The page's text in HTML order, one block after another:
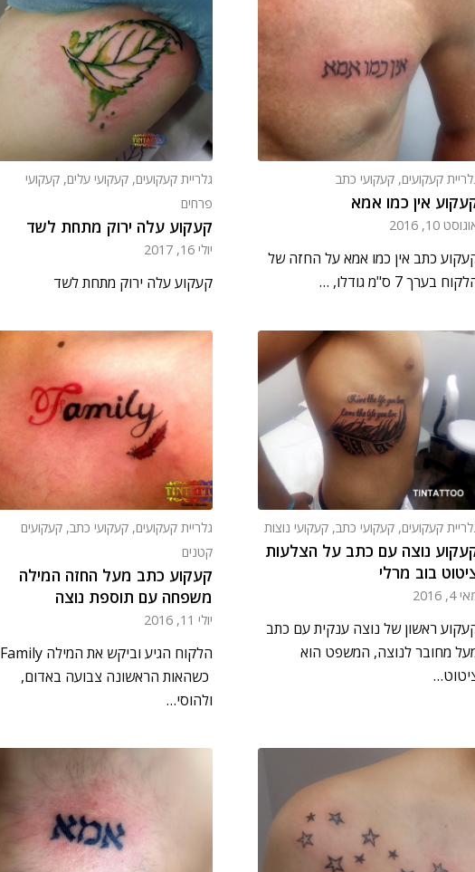
גלריית קעקועים,קעקועי עלים,קעקועי
פרחים
קעקוע עלה ירוק מתחת לשד
יולי 16, 2017
קעקוע עלה ירוק מתחת לשד
קעקועים, קעקועי כתב
אין כמו אמא
10, 2016
כתב אין כמו אמא על החזה של
בערך 7 ס"מ גודלו, …
גלריית קעקועים,קעקועי כתב,קעקועים
קטנים
קעקוע כתב מעל החזה המילה
משפחה עם תוספת נוצה
יולי 11, 2016
הלקוח הגיע וביקש את המילה Family
כשהאות הראשונה צבועה באדום,
ולהוסי…
קעקועים, קעקועי כתב, קעקועי נוצות
נוצה עם כתב על הצלעות
בוב מרלי
4, 2016
ראשון של נוצה ענקית עם כתב
מחובר לנוצה, המשפט הוא